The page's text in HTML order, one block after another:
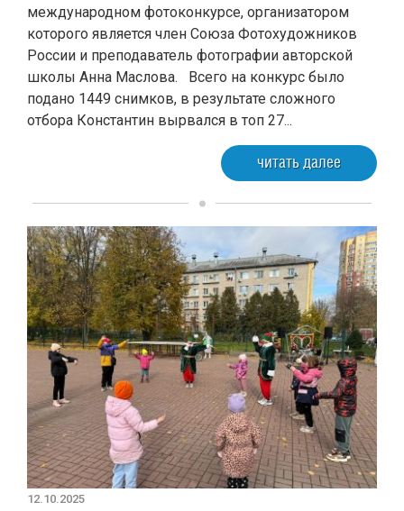
международном фотоконкурсе, организатором
которого является член Союза Фотохудожников
России и преподаватель фотографии авторской
школы Анна Маслова. Всего на конкурс было
подано 1449 снимков, в результате сложного
отбора Константин вырвался в топ 27...
читать далее
12.10.2025